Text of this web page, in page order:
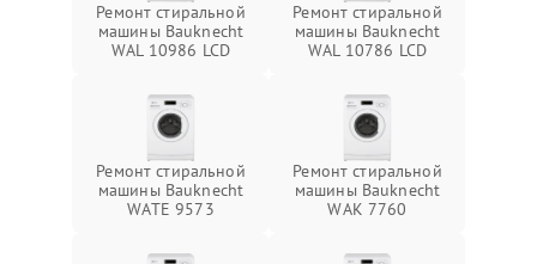
Ремонт стиральной
машины Bauknecht
WAL 10986 LCD
Ремонт стиральной
машины Bauknecht
WAL 10786 LCD
Ремонт стиральной
машины Bauknecht
WATE 9573
Ремонт стиральной
машины Bauknecht
WAK 7760